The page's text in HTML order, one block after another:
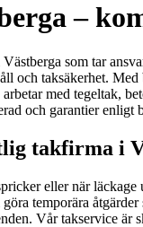
–
som tar
och taksäkerhet.
med tegeltak,
och garantier
takfirma i
eller när
temporära
Vår takservice